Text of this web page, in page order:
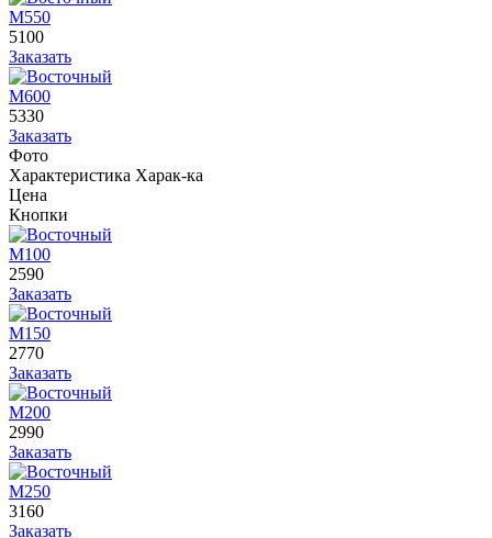
М550
5100
Заказать
М600
5330
Заказать
Фото
Характеристика Харак-ка
Цена
Кнопки
М100
2590
Заказать
М150
2770
Заказать
М200
2990
Заказать
М250
3160
Заказать